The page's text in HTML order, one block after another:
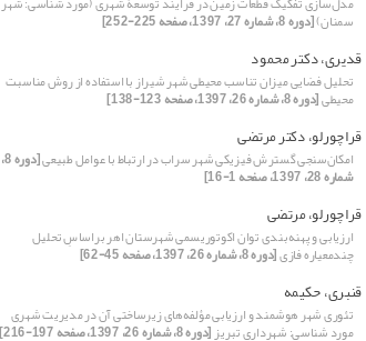
سمنان)[دوره 8، شماره 27، 1397، صفحه 225-252]
قدیری، دکتر محمود
تحلیل فضایی میزان تناسب محیطی شهر شیراز با استفاده از روش مناسبت
محیطی[دوره 8، شماره 26، 1397، صفحه 123-138]
قراچورلو، دکتر مرتضی
امکان‌‌‌‌‌سنجی گسترش فیزیکی شهر سراب در ارتباط با عوامل طبیعی [دوره 8،
شماره 28، 1397، صفحه 1-16]
قراچورلو، مرتضی
ارزیابی و پهنه‌‌بندی توان‌‌ اکوتوریسمی شهرستان اهر براساسِ تحلیل
چندمعیاره فازی[دوره 8، شماره 26، 1397، صفحه 45-62]
قنبری، حکیمه
تئوری شهر هوشمند و ارزیابی مؤلفه‌های زیرساختی آن در مدیریت شهری
مورد شناسی: شهرداری تبریز[دوره 8، شماره 26، 1397، صفحه 197-216]